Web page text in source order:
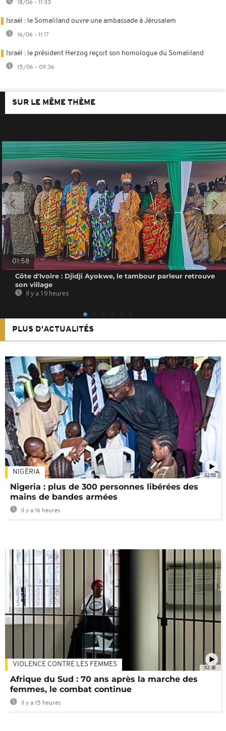
18/06 - 11:33
Israël : le Somaliland ouvre une ambassade à Jérusalem
16/06 - 11:17
Israël : le président Herzog reçoit son homologue du Somaliland
15/06 - 09:36
SUR LE MÊME THÈME
01:58
Côte d'Ivoire : Djidji Ayokwe, le tambour parleur retrouve
son village
Il y a 19 heures
PLUS D'ACTUALITÉS
02:08
NIGÉRIA
Nigeria : plus de 300 personnes libérées des
mains de bandes armées
Il y a 16 heures
02:30
VIOLENCE CONTRE LES FEMMES
Afrique du Sud : 70 ans après la marche des
femmes, le combat continue
Il y a 15 heures